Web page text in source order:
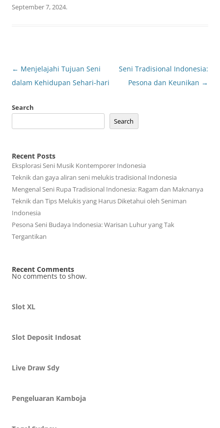
September 7, 2024.
Post
navigation
← Menjelajahi Tujuan Seni
dalam Kehidupan Sehari-hari
Seni Tradisional Indonesia:
Pesona dan Keunikan →
Search
Search
Recent Posts
Eksplorasi Seni Musik Kontemporer Indonesia
Teknik dan gaya aliran seni melukis tradisional Indonesia
Mengenal Seni Rupa Tradisional Indonesia: Ragam dan Maknanya
Teknik dan Tips Melukis yang Harus Diketahui oleh Seniman
Indonesia
Pesona Seni Budaya Indonesia: Warisan Luhur yang Tak
Tergantikan
Recent Comments
No comments to show.
Slot XL
Slot Deposit Indosat
Live Draw Sdy
Pengeluaran Kamboja